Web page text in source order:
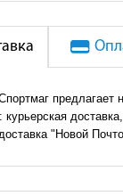
предлагает
курьерская
"Новой